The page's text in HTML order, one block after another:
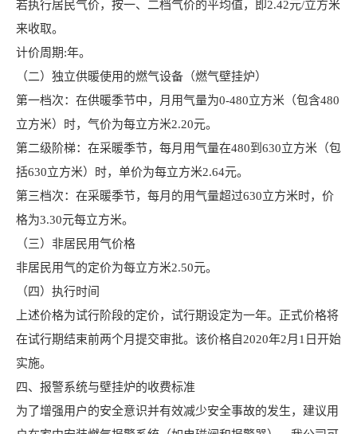
若执行居民气价，按一、二档气价的平均值，即2.42元/立方米
来收取。
计价周期:年。
（二）独立供暖使用的燃气设备（燃气壁挂炉）
第一档次：在供暖季节中，月用气量为0-480立方米（包含480
立方米）时，气价为每立方米2.20元。
第二级阶梯：在采暖季节，每月用气量在480到630立方米（包
括630立方米）时，单价为每立方米2.64元。
第三档次：在采暖季节，每月的用气量超过630立方米时，价
格为3.30元每立方米。
（三）非居民用气价格
非居民用气的定价为每立方米2.50元。
（四）执行时间
上述价格为试行阶段的定价，试行期设定为一年。正式价格将
在试行期结束前两个月提交审批。该价格自2020年2月1日开始
实施。
四、报警系统与壁挂炉的收费标准
为了增强用户的安全意识并有效减少安全事故的发生，建议用